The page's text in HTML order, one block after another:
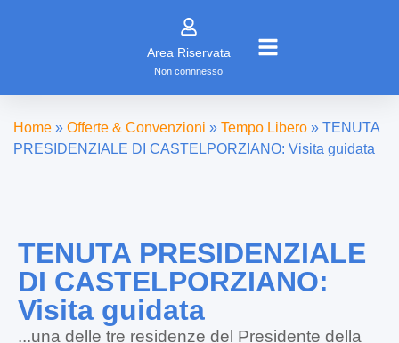
Area Riservata
Non connnesso
Home » Offerte & Convenzioni » Tempo Libero » TENUTA
PRESIDENZIALE DI CASTELPORZIANO: Visita guidata
TENUTA PRESIDENZIALE
DI CASTELPORZIANO:
Visita guidata
...una delle tre residenze del Presidente della